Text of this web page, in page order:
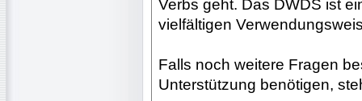
Verbs geht. Das DWDS ist
vielfältigen
Falls noch weitere Fragen
Unterstützung benötigen,